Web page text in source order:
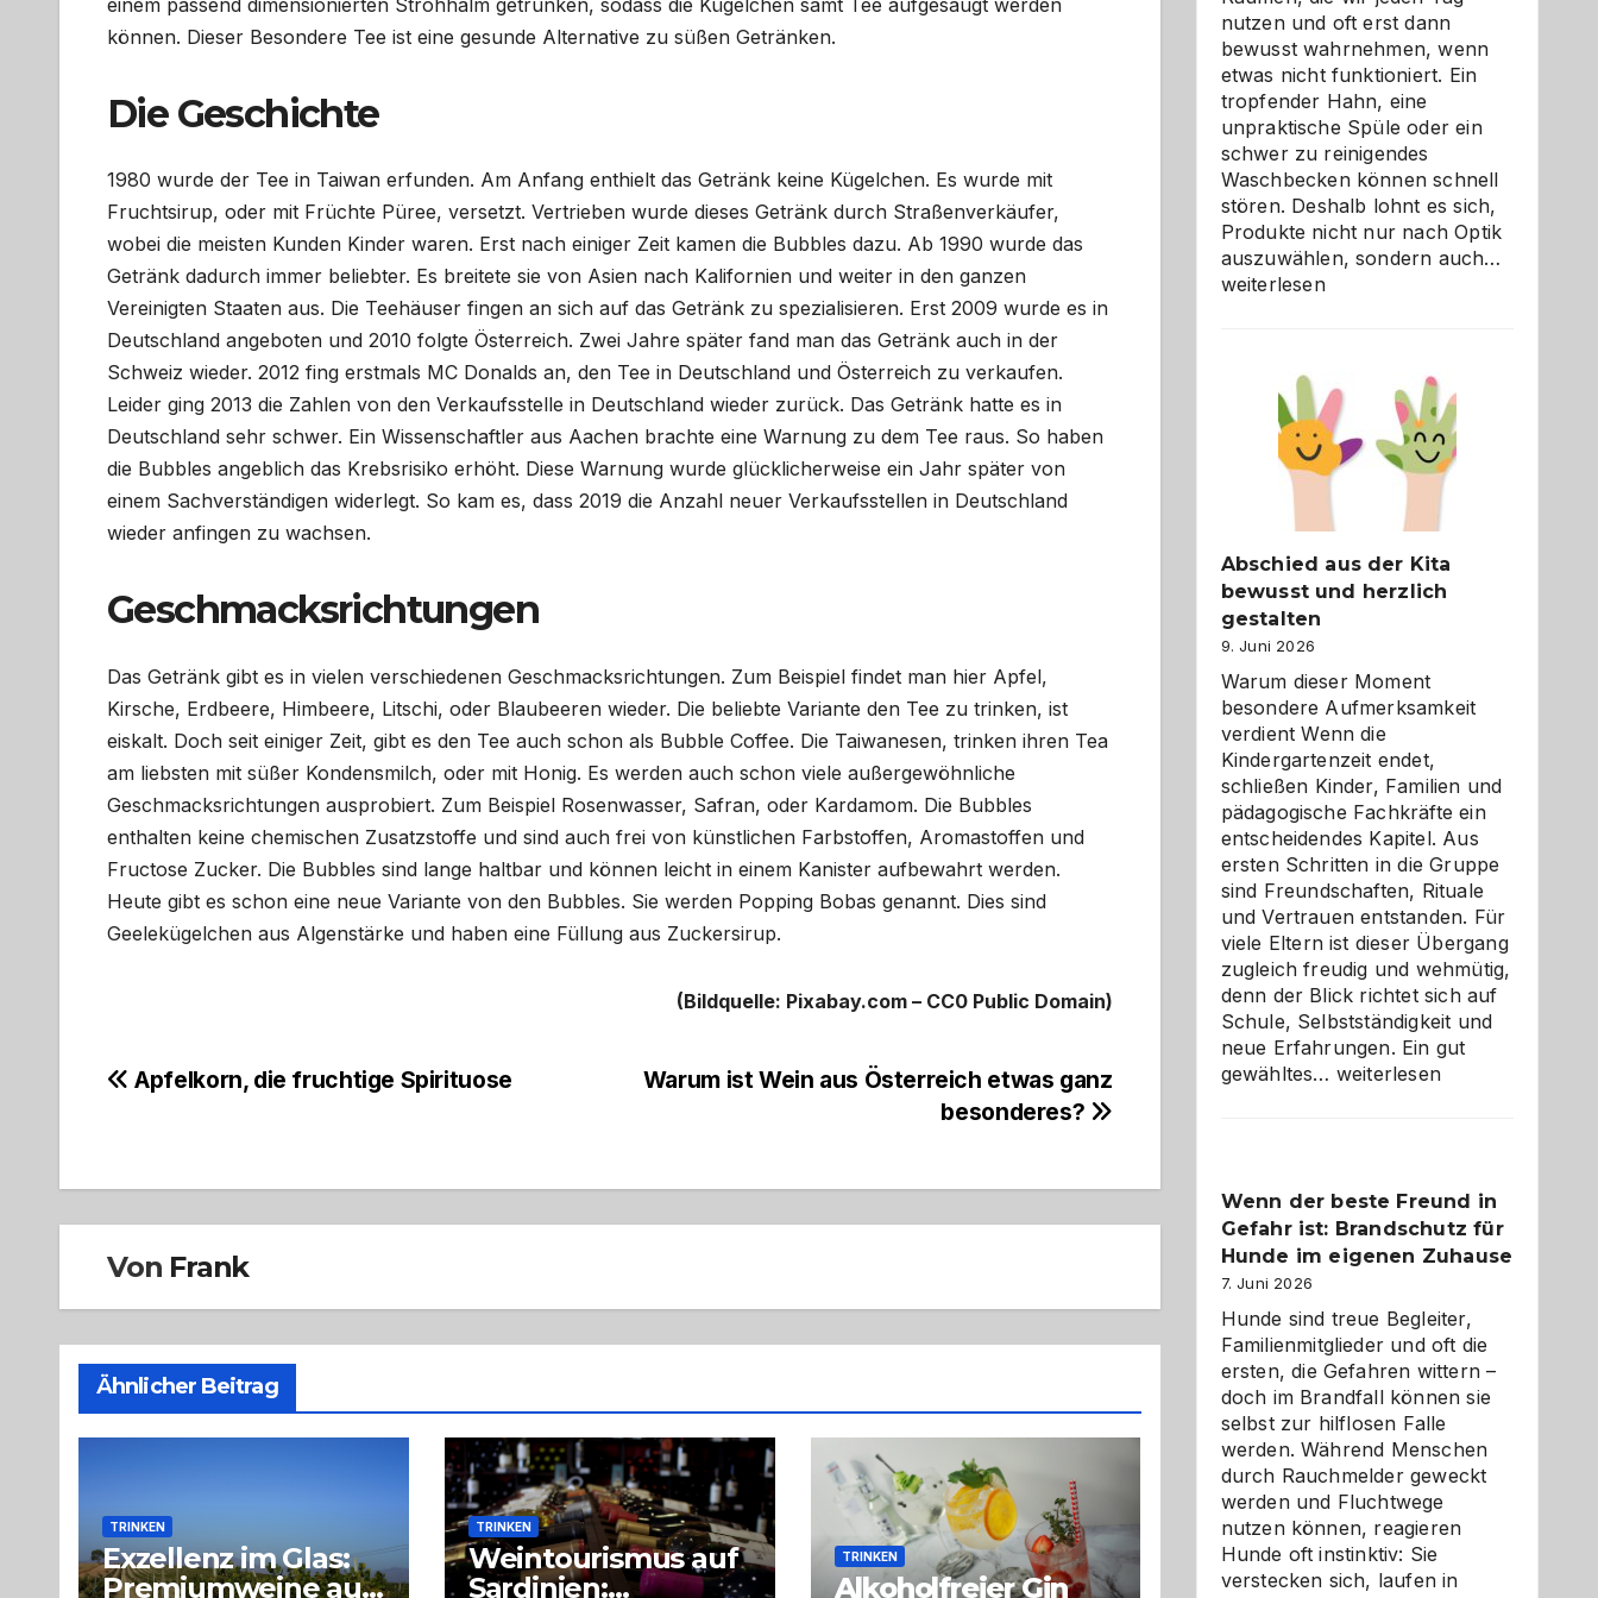
können. Dieser Besondere Tee ist eine gesunde Alternative zu süßen Getränken.
Die Geschichte
1980 wurde der Tee in Taiwan erfunden. Am Anfang enthielt das Getränk keine Kügelchen. Es wurde mit
Fruchtsirup, oder mit Früchte Püree, versetzt. Vertrieben wurde dieses Getränk durch Straßenverkäufer,
wobei die meisten Kunden Kinder waren. Erst nach einiger Zeit kamen die Bubbles dazu. Ab 1990 wurde das
Getränk dadurch immer beliebter. Es breitete sie von Asien nach Kalifornien und weiter in den ganzen
Vereinigten Staaten aus. Die Teehäuser fingen an sich auf das Getränk zu spezialisieren. Erst 2009 wurde es in
Deutschland angeboten und 2010 folgte Österreich. Zwei Jahre später fand man das Getränk auch in der
Schweiz wieder. 2012 fing erstmals MC Donalds an, den Tee in Deutschland und Österreich zu verkaufen.
Leider ging 2013 die Zahlen von den Verkaufsstelle in Deutschland wieder zurück. Das Getränk hatte es in
Deutschland sehr schwer. Ein Wissenschaftler aus Aachen brachte eine Warnung zu dem Tee raus. So haben
die Bubbles angeblich das Krebsrisiko erhöht. Diese Warnung wurde glücklicherweise ein Jahr später von
einem Sachverständigen widerlegt. So kam es, dass 2019 die Anzahl neuer Verkaufsstellen in Deutschland
wieder anfingen zu wachsen.
Geschmacksrichtungen
Das Getränk gibt es in vielen verschiedenen Geschmacksrichtungen. Zum Beispiel findet man hier Apfel,
Kirsche, Erdbeere, Himbeere, Litschi, oder Blaubeeren wieder. Die beliebte Variante den Tee zu trinken, ist
eiskalt. Doch seit einiger Zeit, gibt es den Tee auch schon als Bubble Coffee. Die Taiwanesen, trinken ihren Tea
am liebsten mit süßer Kondensmilch, oder mit Honig. Es werden auch schon viele außergewöhnliche
Geschmacksrichtungen ausprobiert. Zum Beispiel Rosenwasser, Safran, oder Kardamom. Die Bubbles
enthalten keine chemischen Zusatzstoffe und sind auch frei von künstlichen Farbstoffen, Aromastoffen und
Fructose Zucker. Die Bubbles sind lange haltbar und können leicht in einem Kanister aufbewahrt werden.
Heute gibt es schon eine neue Variante von den Bubbles. Sie werden Popping Bobas genannt. Dies sind
Geelekügelchen aus Algenstärke und haben eine Füllung aus Zuckersirup.
(Bildquelle: Pixabay.com – CC0 Public Domain)
Beitragsnavigation
Warum ist Wein aus Österreich etwas ganz
besonderes?
Apfelkorn, die fruchtige Spirituose
Von Frank
Ähnlicher Beitrag
TRINKEN
Exzellenz im Glas:
Premiumweine aus
TRINKEN
Weintourismus auf
Sardinien:
TRINKEN
Alkoholfreier Gin
nutzen und oft erst dann
bewusst wahrnehmen, wenn
etwas nicht funktioniert. Ein
tropfender Hahn, eine
unpraktische Spüle oder ein
schwer zu reinigendes
Waschbecken können schnell
stören. Deshalb lohnt es sich,
Produkte nicht nur nach Optik
auszuwählen, sondern auch…
weiterlesen
Abschied aus der Kita
bewusst und herzlich
gestalten
9. Juni 2026
Warum dieser Moment
besondere Aufmerksamkeit
verdient Wenn die
Kindergartenzeit endet,
schließen Kinder, Familien und
pädagogische Fachkräfte ein
entscheidendes Kapitel. Aus
ersten Schritten in die Gruppe
sind Freundschaften, Rituale
und Vertrauen entstanden. Für
viele Eltern ist dieser Übergang
zugleich freudig und wehmütig,
denn der Blick richtet sich auf
Schule, Selbstständigkeit und
neue Erfahrungen. Ein gut
gewähltes… Abschied
und
herzlich
gestalten
weiterlesen
Wenn der beste Freund in
Gefahr ist: Brandschutz für
Hunde im eigenen Zuhause
7. Juni 2026
Hunde sind treue Begleiter,
Familienmitglieder und oft die
ersten, die Gefahren wittern –
doch im Brandfall können sie
selbst zur hilflosen Falle
werden. Während Menschen
durch Rauchmelder geweckt
werden und Fluchtwege
nutzen können, reagieren
Hunde oft instinktiv: Sie
verstecken sich, laufen in